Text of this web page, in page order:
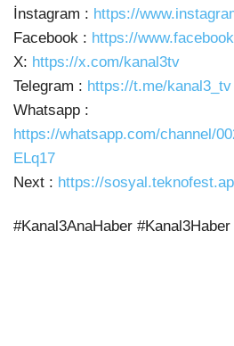
İnstagram : https://
Facebook : https://
X: https://x.com/kanal3tv
Telegram : https://t.me/kanal3_tv
Whatsapp :
https://whatsapp.com/channel/
ELq17
Next : https://
#Kanal3AnaHaber